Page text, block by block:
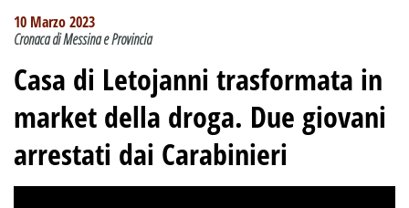
10 Marzo 2023
Cronaca di Messina e Provincia
Casa di Letojanni trasformata in
market della droga. Due giovani
arrestati dai Carabinieri